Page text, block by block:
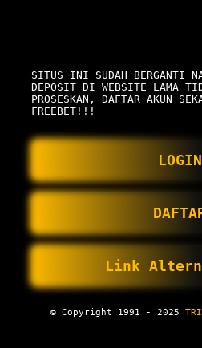
SITUS INI SUDAH BERGANTI
DEPOSIT DI WEBSITE LAMA
PROSESKAN, DAFTAR AKUN
FREEBET!!!
LOGIN
Link
© Copyright 1991 - 2025